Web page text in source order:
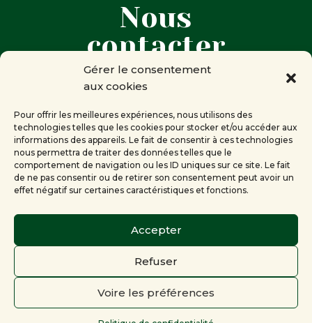
Gérer le consentement
aux cookies
Pour offrir les meilleures expériences, nous utilisons des
technologies telles que les cookies pour stocker et/ou accéder aux
informations des appareils. Le fait de consentir à ces technologies
nous permettra de traiter des données telles que le
comportement de navigation ou les ID uniques sur ce site. Le fait
de ne pas consentir ou de retirer son consentement peut avoir un
effet négatif sur certaines caractéristiques et fonctions.
Accepter
Refuser
Voire les préférences
Nous
contacter
Présidente de la Compagnie des
mots
Genève
 info[at]lacompagniedesmots.ch
© 2012 – 2026 Site officiel de la
Compagnie des mots|
Politique de confidentialité
Gestion du siteApp ‘n’ Web